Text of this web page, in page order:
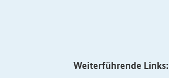
Weiterführende Links: